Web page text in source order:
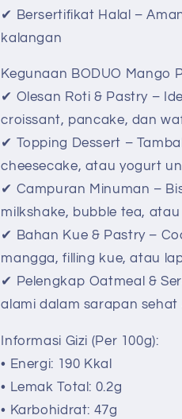
✔ Bersertifikat Halal –
kalangan
Kegunaan BODUO Mango
✔ Olesan Roti & Pastry –
croissant, pancake, dan
✔ Topping Dessert –
cheesecake, atau yogurt
✔ Campuran Minuman –
milkshake, bubble tea,
✔ Bahan Kue & Pastry –
mangga, filling kue, atau
✔ Pelengkap Oatmeal &
alami dalam sarapan sehat
Informasi Gizi (Per 100g):
• Energi: 190 Kkal
• Lemak Total: 0.2g
• Karbohidrat: 47g